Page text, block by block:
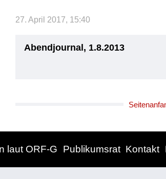
27. April 2017, 15:40
Abendjournal, 1.8.2013
laut ORF-G Publikumsrat Kontakt